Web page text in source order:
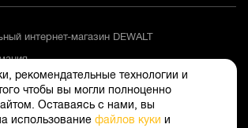
рекомендательные технологии и
чтобы вы могли полноценно
Оставаясь с нами, вы
использование файлов куки и
интернет-магазин DEWALT
и защите персональных данных